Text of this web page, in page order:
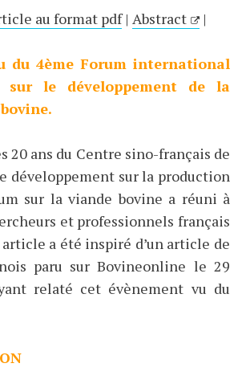
au format pdf| Abstract |
du 4ème Forum international
sur le développement de la
20 ans du Centre sino-français de
développement sur la production
sur la viande bovine a réuni à
et professionnels français
a été inspiré d’un article de
paru sur Bovineonline le 29
relaté cet évènement vu du